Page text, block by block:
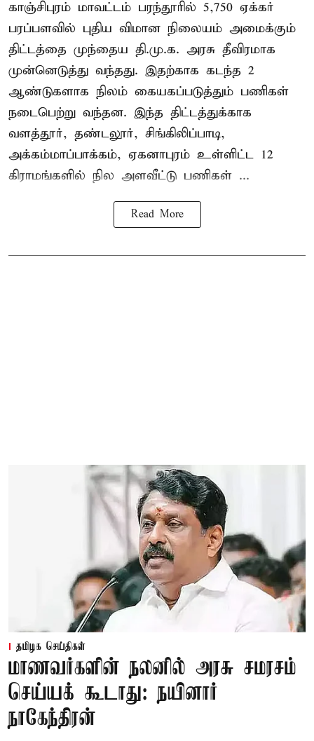
காஞ்சிபுரம் மாவட்டம் பரந்தூரில் 5,750 ஏக்கர்
பரப்பளவில் புதிய விமான நிலையம் அமைக்கும்
திட்டத்தை முந்தைய தி.மு.க. அரசு தீவிரமாக
முன்னெடுத்து வந்தது. இதற்காக கடந்த 2
ஆண்டுகளாக நிலம் கையகப்படுத்தும் பணிகள்
நடைபெற்று வந்தன. இந்த திட்டத்துக்காக
வளத்தூர், தண்டலூர், சிங்கிலிப்பாடி,
அக்கம்மாப்பாக்கம், ஏகனாபுரம் உள்ளிட்ட 12
கிராமங்களில் நில அளவீட்டு பணிகள் ...
Read More
தமிழக செய்திகள்
மாணவர்களின் நலனில் அரசு சமரசம்
செய்யக் கூடாது: நயினார்
நாகேந்திரன்